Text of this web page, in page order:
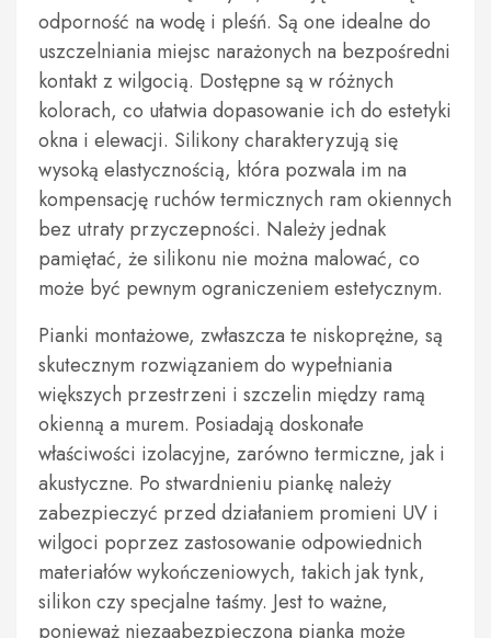
odporność na wodę i pleśń. Są one idealne do
uszczelniania miejsc narażonych na bezpośredni
kontakt z wilgocią. Dostępne są w różnych
kolorach, co ułatwia dopasowanie ich do estetyki
okna i elewacji. Silikony charakteryzują się
wysoką elastycznością, która pozwala im na
kompensację ruchów termicznych ram okiennych
bez utraty przyczepności. Należy jednak
pamiętać, że silikonu nie można malować, co
może być pewnym ograniczeniem estetycznym.
Pianki montażowe, zwłaszcza te niskoprężne, są
skutecznym rozwiązaniem do wypełniania
większych przestrzeni i szczelin między ramą
okienną a murem. Posiadają doskonałe
właściwości izolacyjne, zarówno termiczne, jak i
akustyczne. Po stwardnieniu piankę należy
zabezpieczyć przed działaniem promieni UV i
wilgoci poprzez zastosowanie odpowiednich
materiałów wykończeniowych, takich jak tynk,
silikon czy specjalne taśmy. Jest to ważne,
ponieważ niezaabezpieczona pianka może